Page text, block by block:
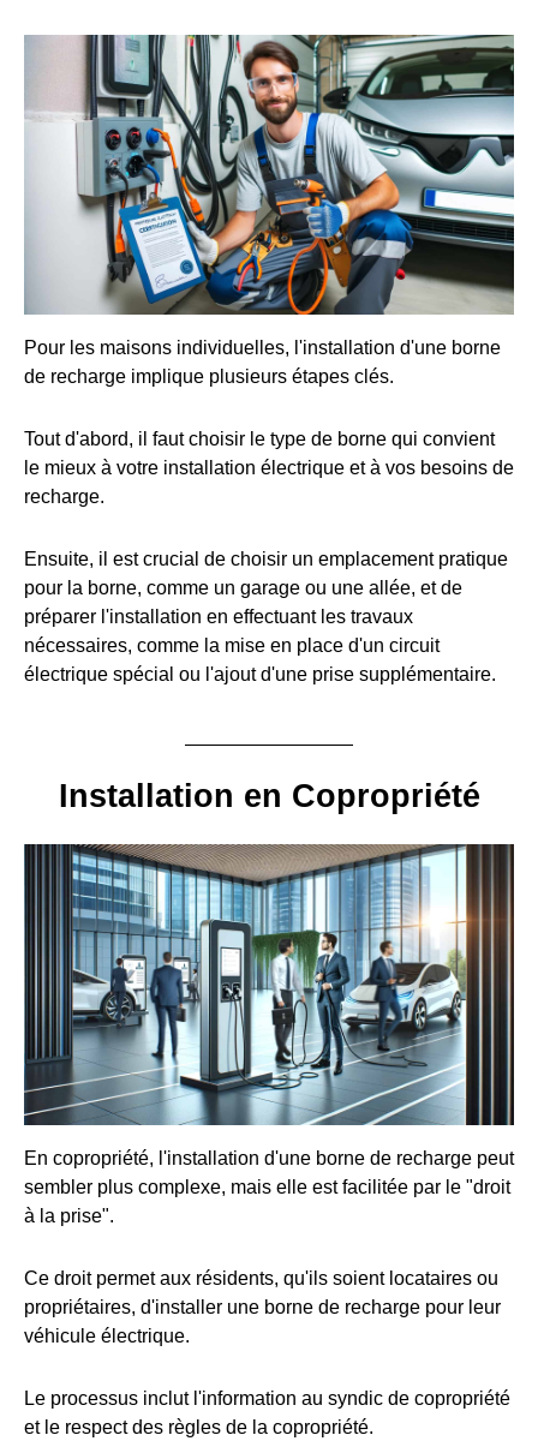
Pour les maisons individuelles, l'installation d'une borne
de recharge implique plusieurs étapes clés.
Tout d'abord, il faut choisir le type de borne qui convient
le mieux à votre installation électrique et à vos besoins de
recharge.
Ensuite, il est crucial de choisir un emplacement pratique
pour la borne, comme un garage ou une allée, et de
préparer l'installation en effectuant les travaux
nécessaires, comme la mise en place d'un circuit
électrique spécial ou l'ajout d'une prise supplémentaire.
Installation en Copropriété
En copropriété, l'installation d'une borne de recharge peut
sembler plus complexe, mais elle est facilitée par le "droit
à la prise".
Ce droit permet aux résidents, qu'ils soient locataires ou
propriétaires, d'installer une borne de recharge pour leur
véhicule électrique.
Le processus inclut l'information au syndic de copropriété
et le respect des règles de la copropriété.